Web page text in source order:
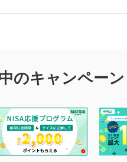
のキャンペーン